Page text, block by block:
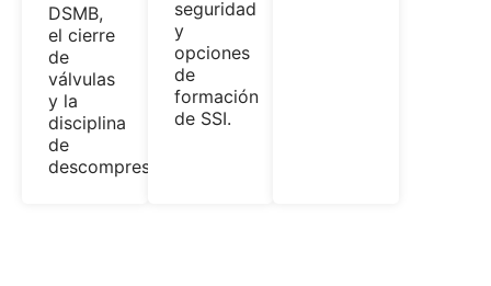
DSMB,
el cierre
de
válvulas
y la
disciplina
de
descompresión.
seguridad
y
opciones
de
formación
de SSI.